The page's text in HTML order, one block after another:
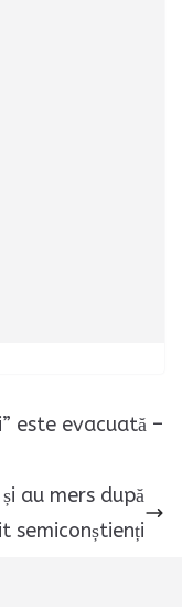
este evacuată –
au mers după
semiconștienți